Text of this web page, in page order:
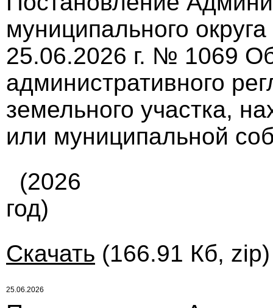
муниципального
25.06.2026 г. № 1069
административного
земельного участка,
или муниципальной
(2026
год)
Скачать (166.91 Кб,
25.06.2026